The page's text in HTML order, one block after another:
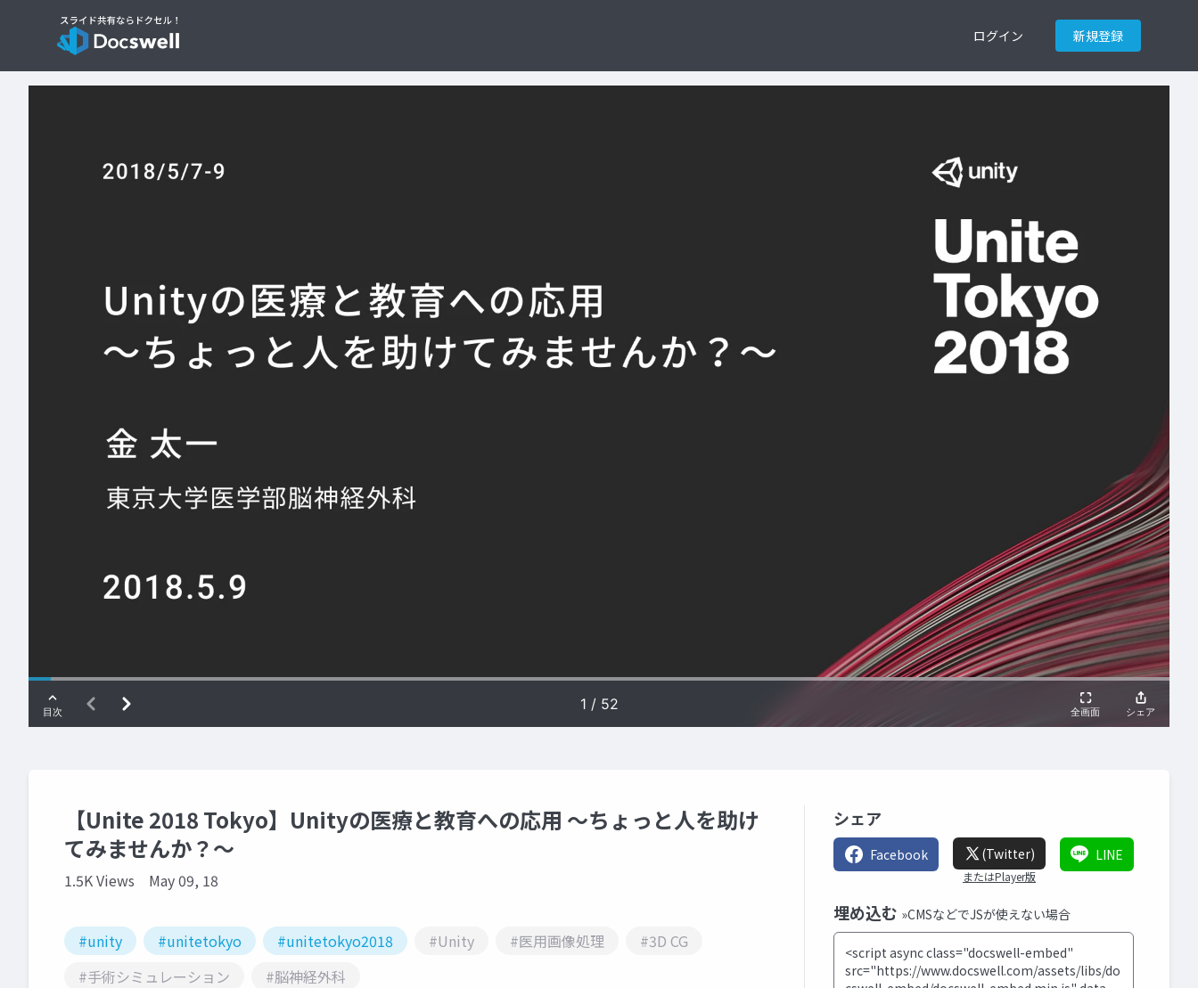
ログイン 新規登録
【Unite 2018 Tokyo】Unityの医療と教育への応用 ～ちょっと人を助け
てみませんか？～
1.5K Views May 09, 18
#unity #unitetokyo #unitetokyo2018 #Unity #医用画像処理
#3D CG
#手術シミュレーション
#脳神経外科
シェア
Facebook (Twitter)
またはPlayer版
LINE
埋め込む »CMSなどでJSが使えない場合